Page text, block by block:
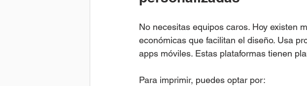
No necesitas equipos caros. Hoy existen
económicas que facilitan el diseño. Usa
apps móviles. Estas plataformas tienen
Para imprimir, puedes optar por: